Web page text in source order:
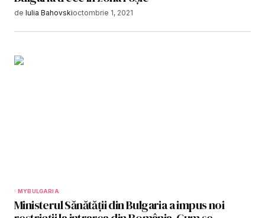
de Iulia Bahovskioctombrie 1, 2021
MYBULGARIA
Ministerul Sănătății din Bulgaria a impus noi